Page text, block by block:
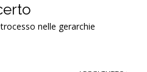
nelle gerarchie